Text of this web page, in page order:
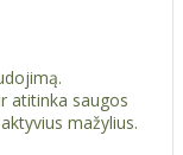
atitinka saugos
mažylius.